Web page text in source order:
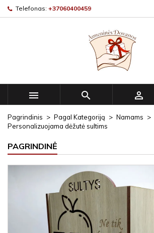
Telefonas: +37060400459
  
Pagrindinis Pagal Kategoriją Namams
Personalizuojama dėžutė sultims
PAGRINDINĖ